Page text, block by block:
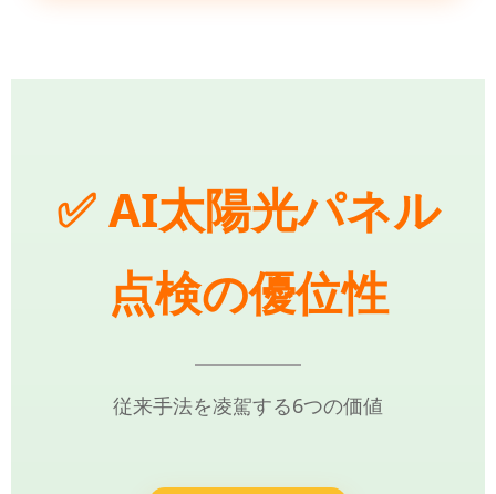
✅ AI太陽光パネル
点検の優位性
従来手法を凌駕する6つの価値